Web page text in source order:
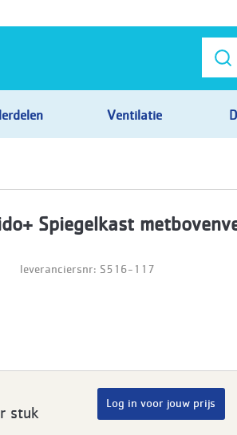
Ventilatie
Spiegelkast
leveranciersnr: S516-117
stuk
Log in voor jouw prijs